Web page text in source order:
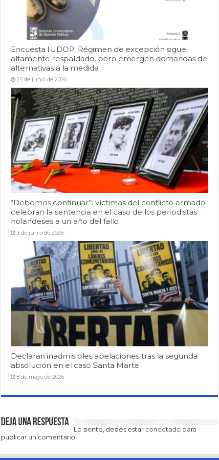
Encuesta IUDOP: Régimen de excepción sigue
altamente respaldado, pero emergen demandas de
alternativas a la medida
25 de junio de 2026
“Debemos continuar”: víctimas del conflicto armado
celebran la sentencia en el caso de los periodistas
holandeses a un año del fallo
3 de junio de 2026
Declaran inadmisibles apelaciones tras la segunda
absolución en el caso Santa Marta
8 de mayo de 2026
Deja una respuesta
Lo siento, debes estar conectado para
publicar un comentario.